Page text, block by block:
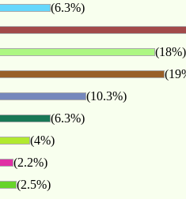
(6.3%)
(18%)
(10.3%)
(6.3%)
(4%)
(2.2%)
(2.5%)